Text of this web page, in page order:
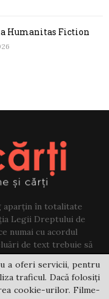
Humanitas Fiction
aparțin în totalitate
Legii Dreptului de
numai cu acordul
de text trebuie să
blog.
carti.ro
a oferi servicii, pentru
traficul. Dacă folosiți
cookie-urilor. Filme-